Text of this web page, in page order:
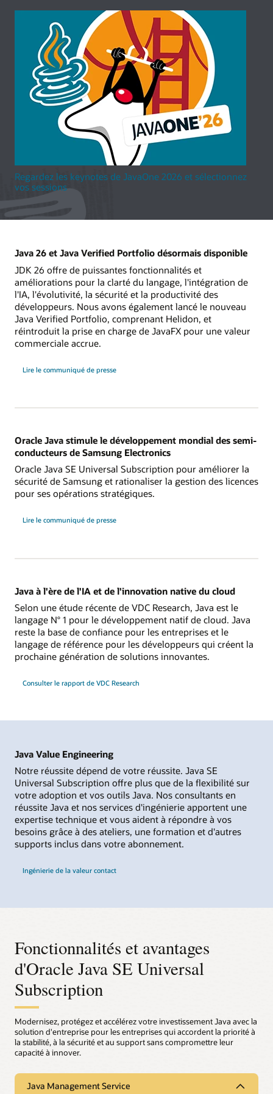
Regardez les keynotes de JavaOne 2026 et sélectionnez
vos sessions
Java 26 et Java Verified Portfolio désormais disponible
JDK 26 offre de puissantes fonctionnalités et
améliorations pour la clarté du langage, l'intégration de
l'IA, l'évolutivité, la sécurité et la productivité des
développeurs. Nous avons également lancé le nouveau
Java Verified Portfolio, comprenant Helidon, et
réintroduit la prise en charge de JavaFX pour une valeur
commerciale accrue.
Lire le communiqué de presse
Oracle Java stimule le développement mondial des semi-
conducteurs de Samsung Electronics
Oracle Java SE Universal Subscription pour améliorer la
sécurité de Samsung et rationaliser la gestion des licences
pour ses opérations stratégiques.
Lire le communiqué de presse
Java à l'ère de l'IA et de l'innovation native du cloud
Selon une étude récente de VDC Research, Java est le
langage N° 1 pour le développement natif de cloud. Java
reste la base de confiance pour les entreprises et le
langage de référence pour les développeurs qui créent la
prochaine génération de solutions innovantes.
Consulter le rapport de VDC Research
Java Value Engineering
Notre réussite dépend de votre réussite. Java SE
Universal Subscription offre plus que de la flexibilité sur
votre adoption et vos outils Java. Nos consultants en
réussite Java et nos services d'ingénierie apportent une
expertise technique et vous aident à répondre à vos
besoins grâce à des ateliers, une formation et d'autres
supports inclus dans votre abonnement.
Ingénierie de la valeur contact
Fonctionnalités et avantages
d'Oracle Java SE Universal
Subscription
Modernisez, protégez et accélérez votre investissement Java avec la
solution d'entreprise pour les entreprises qui accordent la priorité à
la stabilité, à la sécurité et au support sans compromettre leur
capacité à innover.
Java Management Service